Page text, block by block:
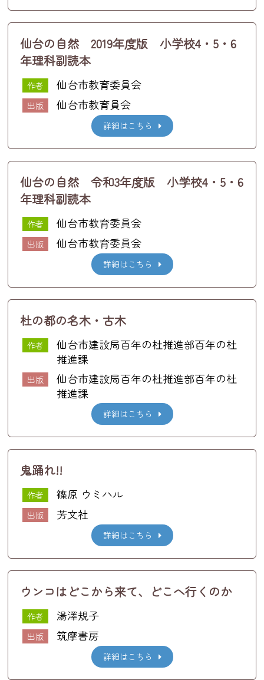
仙台の自然 2019年度版 小学校4・5・6
年理科副読本
作者 仙台市教育委員会
出版 仙台市教育員会
詳細はこちら
仙台の自然 令和3年度版 小学校4・5・6
年理科副読本
作者 仙台市教育委員会
出版 仙台市教育委員会
詳細はこちら
杜の都の名木・古木
作者
仙台市建設局百年の杜推進部百年の杜
推進課
出版
仙台市建設局百年の杜推進部百年の杜
推進課
詳細はこちら
鬼踊れ!!
作者 篠原 ウミハル
出版 芳文社
詳細はこちら
ウンコはどこから来て、どこへ行くのか
作者 湯澤規子
出版 筑摩書房
詳細はこちら